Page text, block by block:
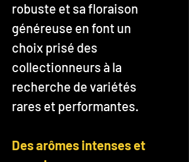
robuste et sa floraison
généreuse en font un
choix prisé des
collectionneurs à la
recherche de variétés
rares et performantes.
Des arômes intenses et